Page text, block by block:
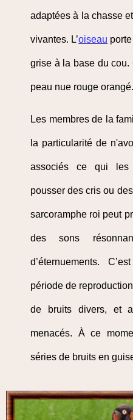
adaptées à la chasse
vivantes. L’oiseau
grise à la base du
peau nue rouge orangé.
Les membres de la
la particularité de
associés ce qui les
pousser des cris ou
sarcoramphe roi peut
des sons
d’éternuements.
période de
de bruits divers, et
menacés. À ce
séries de bruits en